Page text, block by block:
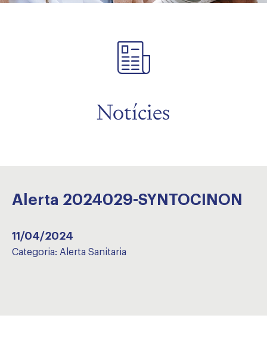
Notícies
Alerta 2024029-SYNTOCINON
11/04/2024
Categoria: Alerta Sanitaria